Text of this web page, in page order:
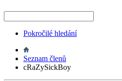
Pokročilé hledání
Seznam členů
cRaZySickBoy